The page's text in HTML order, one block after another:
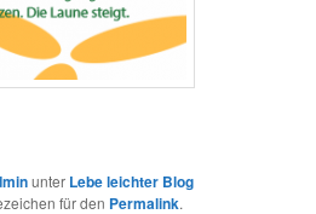
unter Lebe leichter Blog
für den Permalink.